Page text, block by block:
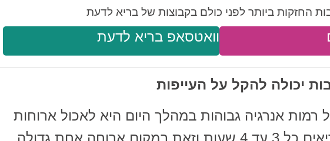
החזקות ביותר לפני כולם בקבוצות של בריא לדעת
וואטסאפ בריא לדעת
יכולה להקל על העייפות
אנרגיה גבוהות במהלך היום היא לאכול ארוחות
קבועות וחטיפים בריאים כל 3 עד 4 שעות וזאת במקום ארוחה אחת גדולה